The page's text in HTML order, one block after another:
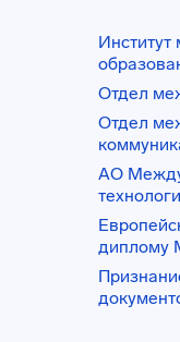
Отдел
Отдел
АО
диплому